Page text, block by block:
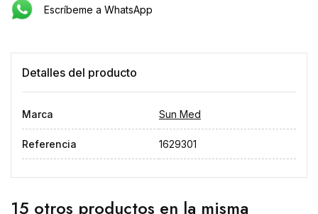
Escríbeme a WhatsApp
Detalles del producto
Marca Sun Med
Referencia 1629301
15 otros productos en la misma